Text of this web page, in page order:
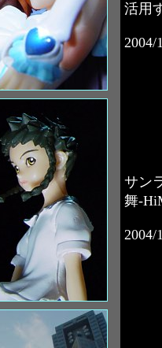
活用
2004/
サン
舞-
2004/